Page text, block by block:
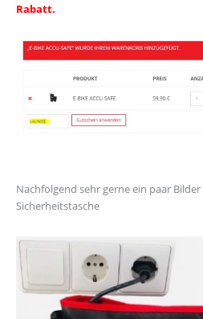
Rabatt.
Nachfolgend sehr gerne ein paar Bilder
Sicherheitstasche